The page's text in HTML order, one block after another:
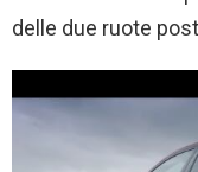
delle due ruote